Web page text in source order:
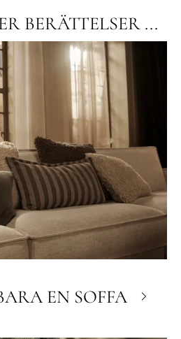
BERÄTTELSER ...
EN SOFFA